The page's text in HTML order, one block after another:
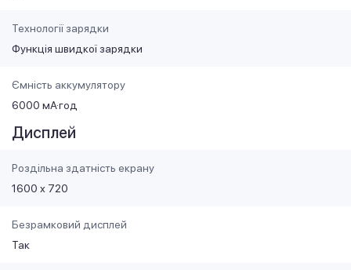
Технології зарядки
Функція швидкої зарядки
Ємність аккумулятору
6000 мА·год
Дисплей
Роздільна здатність екрану
1600 х 720
Безрамковий дисплей
Так